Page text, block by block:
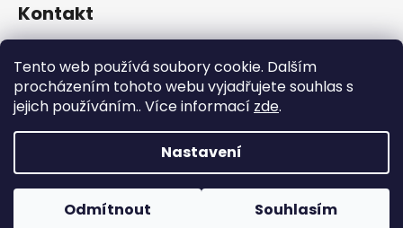
Tento web používá soubory cookie. Dalším
procházením tohoto webu vyjadřujete souhlas s
jejich používáním.. Více informací zde.
Nastavení
Odmítnout Souhlasím
Kontakt
728737662
https://www.facebook.com/RSRCzech/
rsrperformance
Copyright 2026RSR-Performance. Všechna práva
vyhrazena.
Upravit nastavení cookies